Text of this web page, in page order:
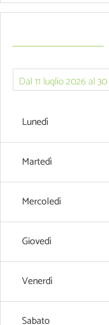
Lunedì
Martedì
Mercoledì
Giovedì
Venerdì
Sabato